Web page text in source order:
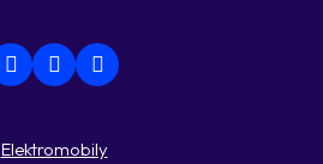
Elektromobily